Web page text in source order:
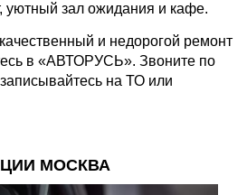
уютный зал ожидания и кафе.
и недорогой ремонт
в «АВТОРУСЬ». Звоните по
на ТО или
МОСКВА